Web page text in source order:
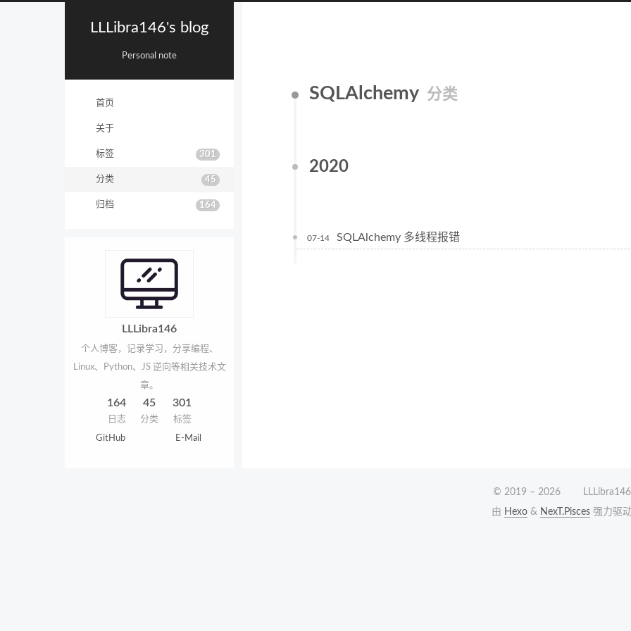
LLLibra146's blog
Personal note
首页
关于
标签 301
分类 45
归档 164
LLLibra146
个人博客，记录学习，分享编程、
Linux、Python、JS 逆向等相关技术文
章。
164
日志
45
分类
301
标签
GitHub E-Mail
SQLAlchemy 分类
2020
07-14 SQLAlchemy 多线程报错
© 2019 –2026
LLLibra146
由 Hexo & NexT.Pisces 强力驱